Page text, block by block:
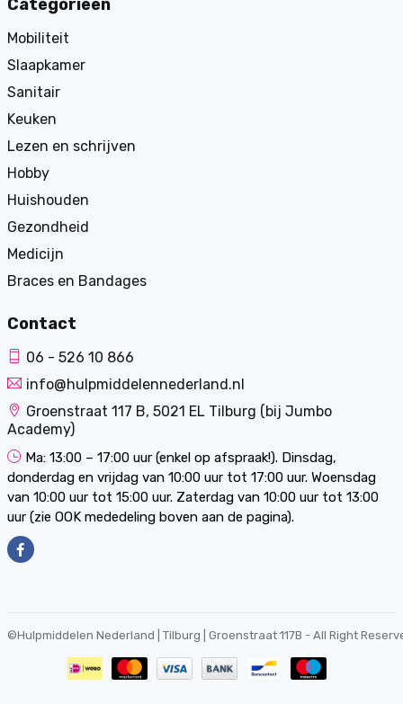
Categorieën
Mobiliteit
Slaapkamer
Sanitair
Keuken
Lezen en schrijven
Hobby
Huishouden
Gezondheid
Medicijn
Braces en Bandages
Contact
06 - 526 10 866
info@hulpmiddelennederland.nl
Groenstraat 117 B, 5021 EL Tilburg (bij Jumbo
Academy)
Ma: 13:00 – 17:00 uur (enkel op afspraak!). Dinsdag,
donderdag en vrijdag van 10:00 uur tot 17:00 uur. Woensdag
van 10:00 uur tot 15:00 uur. Zaterdag van 10:00 uur tot 13:00
uur (zie OOK mededeling boven aan de pagina).
©Hulpmiddelen Nederland | Tilburg | Groenstraat 117B - All Right